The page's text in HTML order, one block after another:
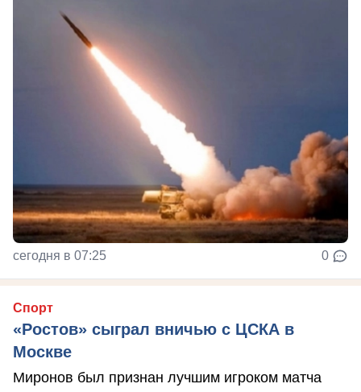
сегодня в 07:25 0
Спорт
«Ростов» сыграл вничью с ЦСКА в
Москве
Миронов был признан лучшим игроком матча